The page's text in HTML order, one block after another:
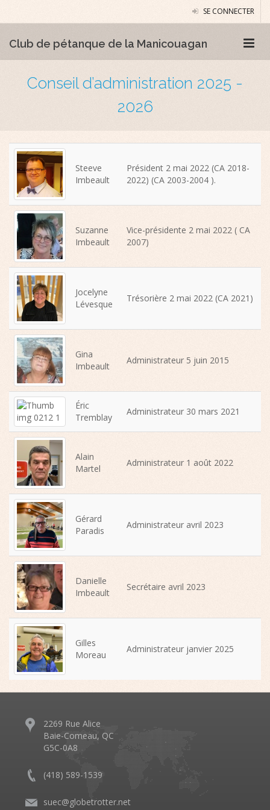
SE CONNECTER
Club de pétanque de la Manicouagan
Conseil d’administration 2025 -
2026
Steeve
Imbeault
Président 2 mai 2022 (CA 2018-
2022) (CA 2003-2004 ).
Suzanne
Imbeault
Vice-présidente 2 mai 2022 ( CA
2007)
Jocelyne
Lévesque
Trésorière 2 mai 2022 (CA 2021)
Gina
Imbeault
Administrateur 5 juin 2015
Éric
Tremblay
Administrateur 30 mars 2021
Alain
Martel
Administrateur 1 août 2022
Gérard
Paradis
Administrateur avril 2023
Danielle
Imbeault
Secrétaire avril 2023
Gilles
Moreau
Administrateur janvier 2025
2269 Rue Alice
Baie-Comeau, QC
G5C-0A8
(418) 589-1539
suec@globetrotter.net